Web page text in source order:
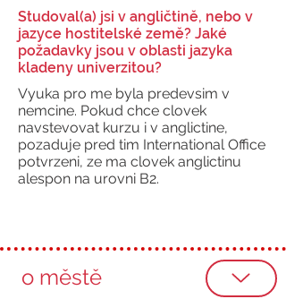
Studoval(a) jsi v angličtině, nebo v
jazyce hostitelské země? Jaké
požadavky jsou v oblasti jazyka
kladeny univerzitou?
Vyuka pro me byla predevsim v
nemcine. Pokud chce clovek
navstevovat kurzu i v anglictine,
pozaduje pred tim International Office
potvrzeni, ze ma clovek anglictinu
alespon na urovni B2.
o městě